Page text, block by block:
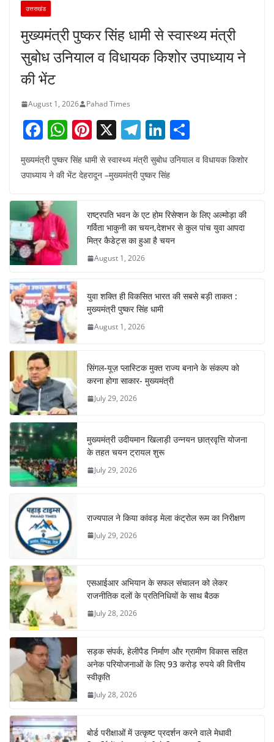
उत्तराखंड
मुख्यमंत्री पुष्कर सिंह धामी से स्वास्थ्य मंत्री
सुबोध उनियाल व विधायक किशोर उपाध्याय ने
की भेंट
August 1, 2026 Pahad Times
F
a
c
b
o
o
k
W
h
at
A
p
p
Pi
nt
er
e
st
X T
el
e
gr
a
m
Li
n
k
dI
n
ar
मुख्यमंत्री पुष्कर सिंह धामी से स्वास्थ्य मंत्री सुबोध उनियाल व विधायक किशोर
उपाध्याय ने की भेंट देहरादून –मुख्यमंत्री पुष्कर सिंह
राष्ट्रपति भवन के एट होम रिसेप्शन के लिए अल्मोड़ा की
गर्विता भाकुनी का चयन,देशभर से कुल पांच युवा आपदा
मित्र कैडेट्स का हुआ है चयन
August 1, 2026
युवा शक्ति ही विकसित भारत की सबसे बड़ी ताकत :
मुख्यमंत्री पुष्कर सिंह धामी
August 1, 2026
सिंगल-यूज़ प्लास्टिक मुक्त राज्य बनाने के संकल्प को
करना होगा साकार- मुख्यमंत्री
July 29, 2026
मुख्यमंत्री उदीयमान खिलाड़ी उन्नयन छात्रवृत्ति योजना
के तहत चयन ट्रायल शुरू
July 29, 2026
राज्यपाल ने किया कांवड़ मेला कंट्रोल रूम का निरीक्षण
July 29, 2026
एसआईआर अभियान के सफल संचालन को लेकर
राजनीतिक दलों के प्रतिनिधियों के साथ बैठक
July 28, 2026
सड़क संपर्क, हेलीपैड निर्माण और ग्रामीण विकास सहित
अनेक परियोजनाओं के लिए 93 करोड़ रुपये की वित्तीय
स्वीकृति
July 28, 2026
बोर्ड परीक्षाओं में उत्कृष्ट प्रदर्शन करने वाले मेधावी